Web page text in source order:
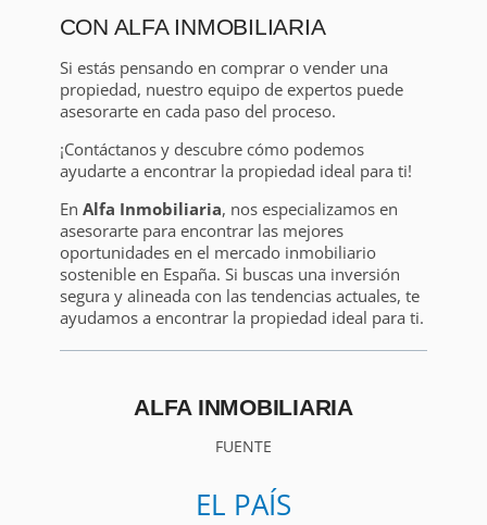
CON ALFA INMOBILIARIA
Si estás pensando en comprar o vender una
propiedad, nuestro equipo de expertos puede
asesorarte en cada paso del proceso.
¡Contáctanos y descubre cómo podemos
ayudarte a encontrar la propiedad ideal para ti!
En Alfa Inmobiliaria, nos especializamos en
asesorarte para encontrar las mejores
oportunidades en el mercado inmobiliario
sostenible en España. Si buscas una inversión
segura y alineada con las tendencias actuales, te
ayudamos a encontrar la propiedad ideal para ti.
ALFA INMOBILIARIA
FUENTE
EL PAÍS